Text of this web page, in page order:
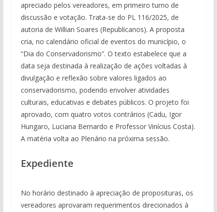
apreciado pelos vereadores, em primeiro turno de
discussão e votação. Trata-se do PL 116/2025, de
autoria de Willian Soares (Republicanos). A proposta
cria, no calendário oficial de eventos do município, o
“Dia do Conservadorismo”. O texto estabelece que a
data seja destinada à realização de ações voltadas à
divulgação e reflexão sobre valores ligados ao
conservadorismo, podendo envolver atividades
culturais, educativas e debates públicos. O projeto foi
aprovado, com quatro votos contrários (Cadu, Igor
Hungaro, Luciana Bernardo e Professor Vinícius Costa).
A matéria volta ao Plenário na próxima sessão.
Expediente
No horário destinado à apreciação de proposituras, os
vereadores aprovaram requerimentos direcionados à